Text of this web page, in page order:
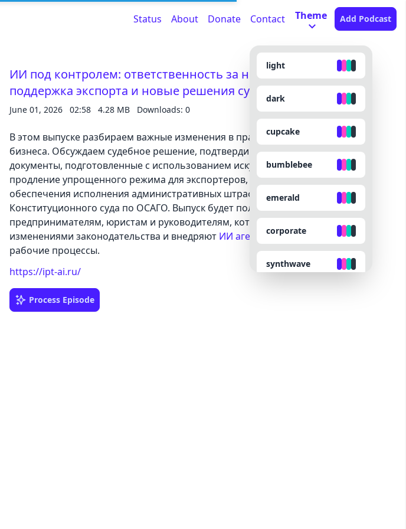
here
Status About Donate Contact Theme
light
dark
cupcake
bumblebee
emerald
corporate
synthwave
Add Podcast
ИИ под контролем: ответственность за нейросети,
поддержка экспорта и новые решения судов
June 01, 2026 02:58 4.28 MB Downloads: 0
В этом выпуске разбираем важные изменения в праве и регулировании
бизнеса. Обсуждаем судебное решение, подтвердившее ответственность за
документы, подготовленные с использованием искусственного интеллекта,
продление упрощенного режима для экспортеров, новые механизмы
обеспечения исполнения административных штрафов и позицию
Конституционного суда по ОСАГО. Выпуск будет полезен
предпринимателям, юристам и руководителям, которые следят за
изменениями законодательства и внедряют ИИ агенты для бизнеса
рабочие процессы.
https://ipt-ai.ru/
Process Episode